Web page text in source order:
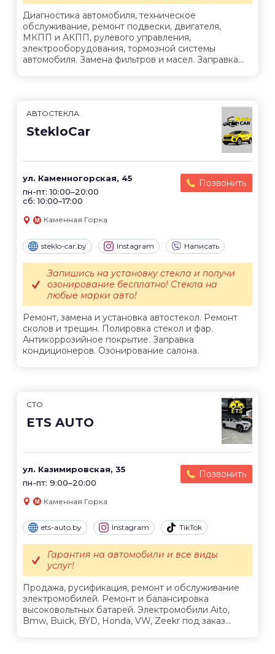
Диагностика автомобиля, техническое
обслуживание, ремонт подвески, двигателя,
МКПП и АКПП, рулевого управления,
электрооборудования, тормозной системы
автомобиля. Замена фильтров и масел. Заправка...
АВТОСТЕКЛА
StekloCar
ул. Каменногорская, 45
пн-пт: 10:00–20:00
сб: 10:00–17:00
Позвонить
Каменная Горка
steklo-car.by Instagram Написать
Ремонт, замена и установка автостекол. Ремонт
сколов и трещин. Полировка стекол и фар.
Антикоррозийное покрытие. Заправка
кондиционеров. Озонирование салона.
Запишись на установку стекла и получи
озонирование бесплатно! Стекла на
любые марки авто!
СТО
ETS AUTO
ул. Казимировская, 35
пн-пт: 9:00–20:00
Позвонить
Каменная Горка
ets-auto.by Instagram TikTok
Продажа, русификация, ремонт и обслуживание
электромобилей. Ремонт и балансировка
высоковольтных батарей. Электромобили Aito,
Bmw, Buick, BYD, Honda, VW, Zeekr под заказ...
Гарантия на автомобили и все виды
услуг!